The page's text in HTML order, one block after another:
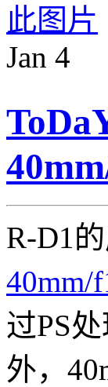
Jan 4
R-D1
40mm/
过PS
外，